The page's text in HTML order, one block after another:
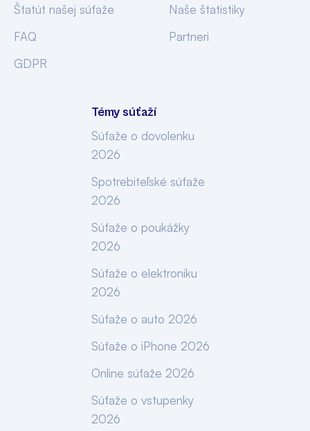
Štatút našej súťaže
FAQ
GDPR
Naše štatistiky
Partneri
Témy súťaží
Súťaže o dovolenku
2026
Spotrebiteľské súťaže
2026
Súťaže o poukážky
2026
Súťaže o elektroniku
2026
Súťaže o auto 2026
Súťaže o iPhone 2026
Online súťaže 2026
Súťaže o vstupenky
2026